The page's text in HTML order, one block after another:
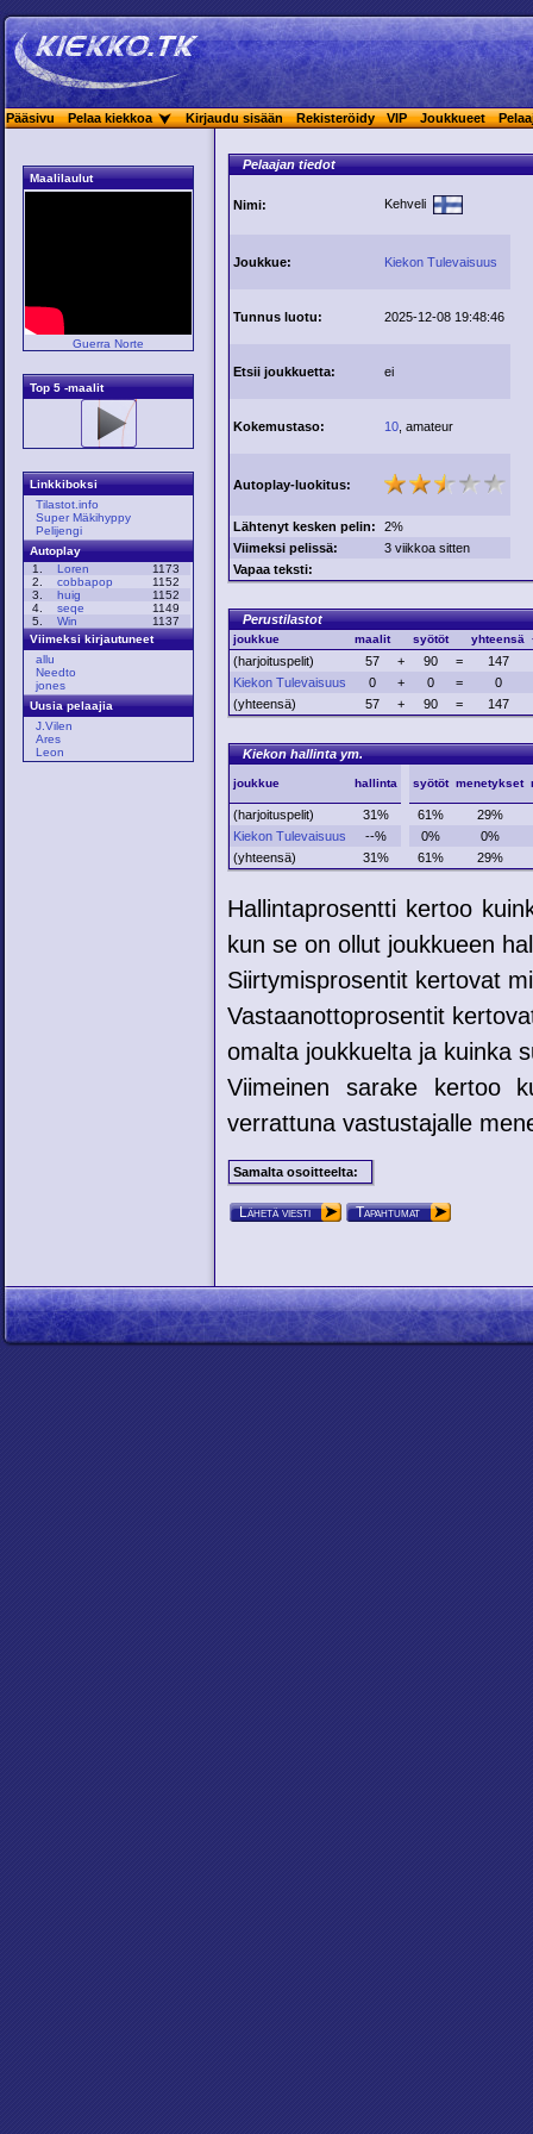
Pääsivu Pelaa kiekkoa Kirjaudu sisään Rekisteröidy VIP Joukkueet
Maalilaulut
Guerra Norte
Top 5 -maalit
Linkkiboksi
Tilastot.info
Super Mäkihyppy
Pelijengi
Autoplay
1.
Loren
1173
2.
cobbapop
1152
3.
huig
1152
4.
seqe
1149
5.
Win
1137
Viimeksi kirjautuneet
allu
Needto
jones
Uusia pelaajia
J.Vilen
Ares
Leon
Pelaajan tiedot
Nimi: Kehveli
Joukkue: Kiekon Tulevaisuus
Tunnus luotu: 2025-12-08 19:48:46
Etsii joukkuetta: ei
Kokemustaso: 10 , amateur
Autoplay-luokitus:
Lähtenyt kesken pelin:
2%
Viimeksi pelissä:
3 viikkoa sitten
Vapaa teksti:
Perustilastot
joukkue maalit syötöt yhteensä
(harjoituspelit) 57 + 90 = 147
Kiekon Tulevaisuus
0 + 0 =
0
(yhteensä)
57 + 90 = 147
Kiekon hallinta ym.
joukkue hallinta syötöt menetykset
(harjoituspelit) 31% 61%
29%
Kiekon Tulevaisuus
--% 0%
0%
(yhteensä)
31% 61% 29%
Hallintaprosentti kertoo
kun se on ollut joukkueen
Siirtymisprosentit kertovat
Vastaanottoprosentit
omalta joukkuelta ja kuinka
Viimeinen sarake kertoo
verrattuna vastustajalle
Samalta osoitteelta:
Lähetä viesti Tapahtumat